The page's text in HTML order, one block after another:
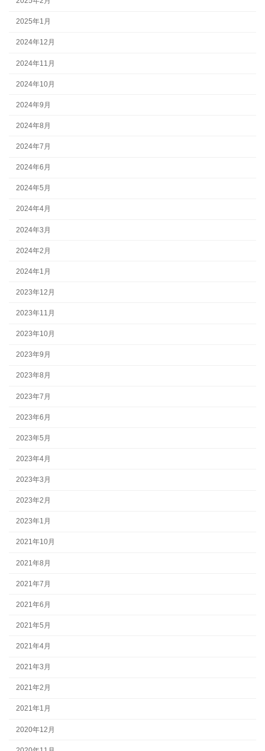
2025年1月
2024年12月
2024年11月
2024年10月
2024年9月
2024年8月
2024年7月
2024年6月
2024年5月
2024年4月
2024年3月
2024年2月
2024年1月
2023年12月
2023年11月
2023年10月
2023年9月
2023年8月
2023年7月
2023年6月
2023年5月
2023年4月
2023年3月
2023年2月
2023年1月
2021年10月
2021年8月
2021年7月
2021年6月
2021年5月
2021年4月
2021年3月
2021年2月
2021年1月
2020年12月